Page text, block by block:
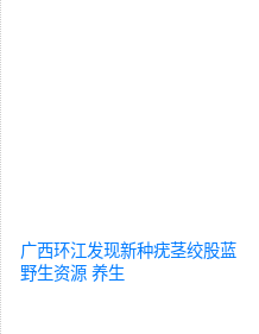
广西环江发现新种疣茎绞股蓝
野生资源 养生